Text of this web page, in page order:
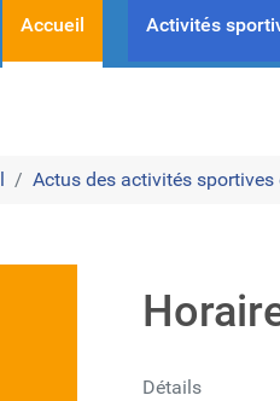
Accueil Activités
Actus des activités sportives
Détails